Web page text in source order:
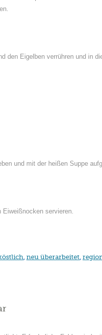
den Eigelben verrühren und in
und mit der heißen Suppe
servieren.
, neu überarbeitet,